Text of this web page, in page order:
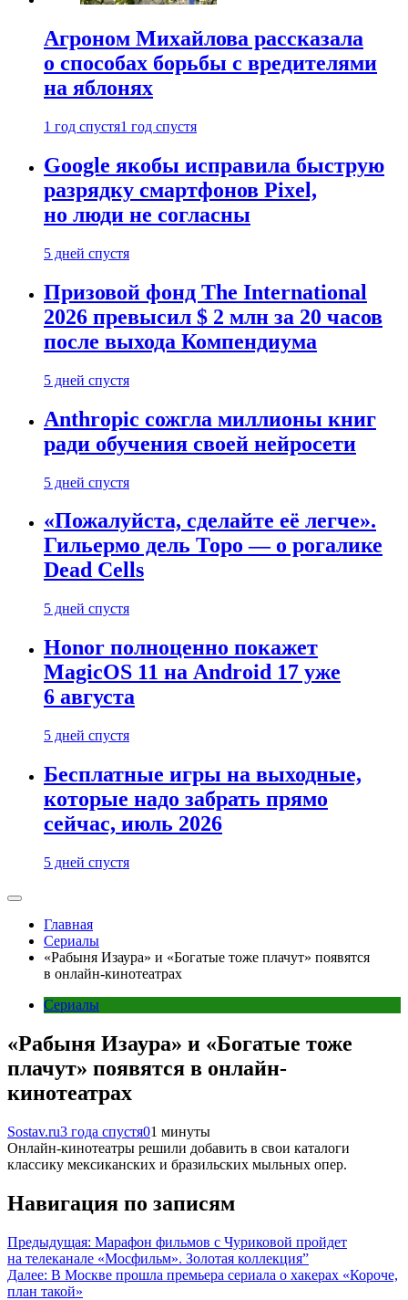
Агроном Михайлова рассказала
о способах борьбы с вредителями
на яблонях
1 год спустя1 год спустя
Google якобы исправила быструю
разрядку смартфонов Pixel,
но люди не согласны
5 дней спустя
Призовой фонд The International
2026 превысил $ 2 млн за 20 часов
после выхода Компендиума
5 дней спустя
Anthropic сожгла миллионы книг
ради обучения своей нейросети
5 дней спустя
«Пожалуйста, сделайте её легче».
Гильермо дель Торо — о рогалике
Dead Cells
5 дней спустя
Honor полноценно покажет
MagicOS 11 на Android 17 уже
6 августа
5 дней спустя
Бесплатные игры на выходные,
которые надо забрать прямо
сейчас, июль 2026
5 дней спустя
Главная
Сериалы
«Рабыня Изаура» и «Богатые тоже плачут» появятся
в онлайн-кинотеатрах
Сериалы
«Рабыня Изаура» и «Богатые тоже
плачут» появятся в онлайн-
кинотеатрах
Sostav.ru3 года спустя01 минуты
Онлайн-кинотеатры решили добавить в свои каталоги
классику мексиканских и бразильских мыльных опер.
Навигация по записям
Предыдущая: Марафон фильмов с Чуриковой пройдет
на телеканале «Мосфильм». Золотая коллекция”
Далее: В Москве прошла премьера сериала о хакерах «Короче,
план такой»